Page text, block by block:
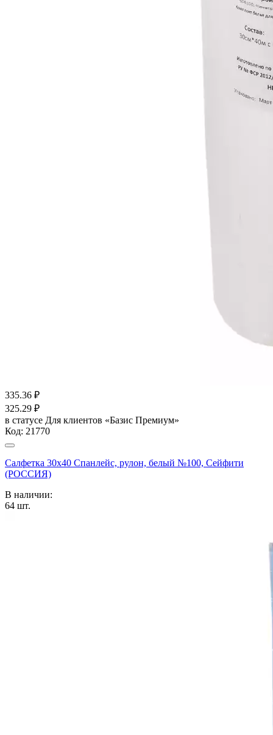
335.36 ₽
325.29 ₽
в статусе Для клиентов «Базис Премиум»
Код: 21770
Салфетка 30х40 Спанлейс, рулон, белый №100, Сейфити
(РОССИЯ)
В наличии:
64 шт.